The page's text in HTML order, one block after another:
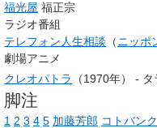
福光屋 福正宗
ラジオ番組
テレフォン人生相談 （ニッポ
劇場アニメ
クレオパトラ
（1970年） -
脚注
1 2 3 4 5 加藤芳郎 コトバンク